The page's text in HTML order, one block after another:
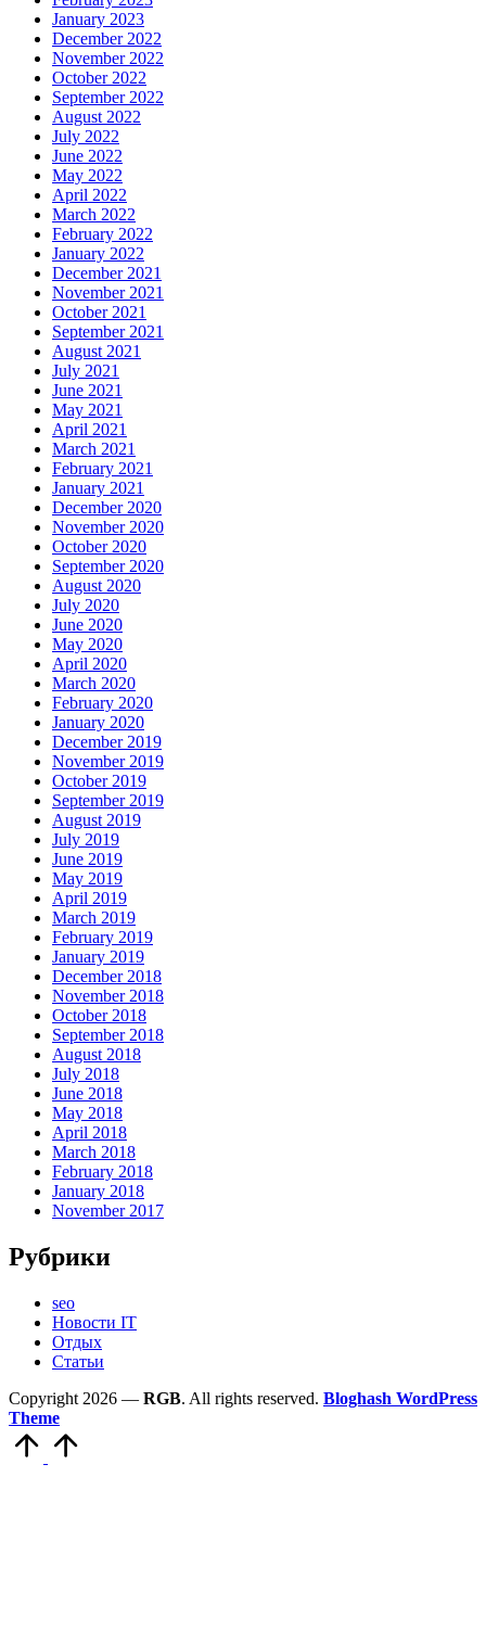
January 2023
December 2022
November 2022
October 2022
September 2022
August 2022
July 2022
June 2022
May 2022
April 2022
March 2022
February 2022
January 2022
December 2021
November 2021
October 2021
September 2021
August 2021
July 2021
June 2021
May 2021
April 2021
March 2021
February 2021
January 2021
December 2020
November 2020
October 2020
September 2020
August 2020
July 2020
June 2020
May 2020
April 2020
March 2020
February 2020
January 2020
December 2019
November 2019
October 2019
September 2019
August 2019
July 2019
June 2019
May 2019
April 2019
March 2019
February 2019
January 2019
December 2018
November 2018
October 2018
September 2018
August 2018
July 2018
June 2018
May 2018
April 2018
March 2018
February 2018
January 2018
November 2017
Рубрики
seo
Новости IT
Отдых
Статьи
Copyright 2026 — RGB. All rights reserved. Bloghash WordPress
Theme